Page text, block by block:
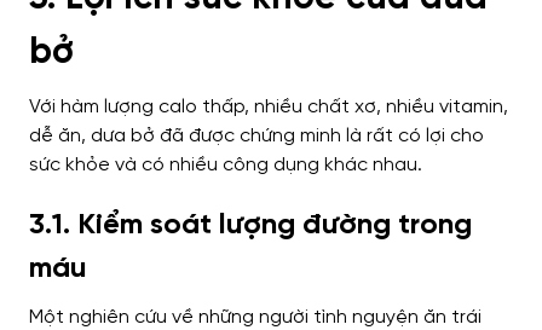
bở
Với hàm lượng calo thấp, nhiều chất xơ, nhiều vitamin,
dễ ăn, dưa bở đã được chứng minh là rất có lợi cho
sức khỏe và có nhiều công dụng khác nhau.
3.1. Kiểm soát lượng đường trong
máu
Một nghiên cứu về những người tình nguyện ăn trái